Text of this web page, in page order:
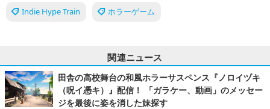
Indie Hype Train ホラーゲーム
関連ニュース
田舎の高校舞台の和風ホラーサスペンス『ノロイヅキ
（呪イ憑キ）』配信！ 「ガラケー、動画」のメッセー
ジを最後に姿を消した妹探す